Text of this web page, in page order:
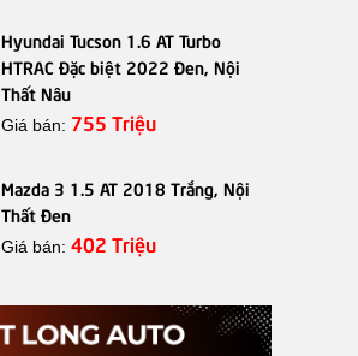
Hyundai Tucson 1.6 AT Turbo
HTRAC Đặc biệt 2022 Đen, Nội
Thất Nâu
Giá bán: 755 Triệu
Mazda 3 1.5 AT 2018 Trắng, Nội
Thất Đen
Giá bán: 402 Triệu